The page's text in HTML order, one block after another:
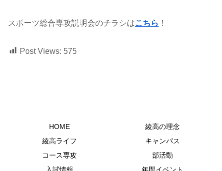
スポーツ総合専攻説明会のチラシはこちら ！
Post Views: 575
HOME
綾高の理念
綾高ライフ
キャンパス
コース専攻
部活動
入試情報
年間イベント